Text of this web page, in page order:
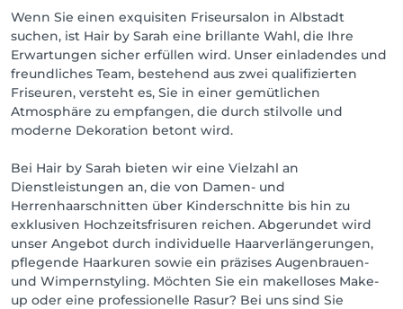
Wenn Sie einen exquisiten Friseursalon in Albstadt
suchen, ist Hair by Sarah eine brillante Wahl, die Ihre
Erwartungen sicher erfüllen wird. Unser einladendes und
freundliches Team, bestehend aus zwei qualifizierten
Friseuren, versteht es, Sie in einer gemütlichen
Atmosphäre zu empfangen, die durch stilvolle und
moderne Dekoration betont wird.
Bei Hair by Sarah bieten wir eine Vielzahl an
Dienstleistungen an, die von Damen- und
Herrenhaarschnitten über Kinderschnitte bis hin zu
exklusiven Hochzeitsfrisuren reichen. Abgerundet wird
unser Angebot durch individuelle Haarverlängerungen,
pflegende Haarkuren sowie ein präzises Augenbrauen-
und Wimpernstyling. Möchten Sie ein makelloses Make-
up oder eine professionelle Rasur? Bei uns sind Sie